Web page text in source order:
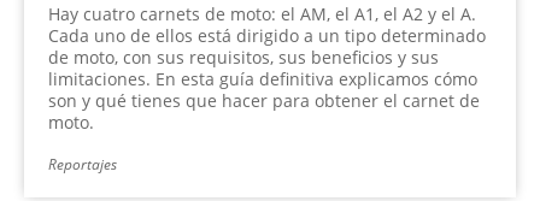
Hay cuatro carnets de moto: el AM, el A1, el A2 y el A.
Cada uno de ellos está dirigido a un tipo determinado
de moto, con sus requisitos, sus beneficios y sus
limitaciones. En esta guía definitiva explicamos cómo
son y qué tienes que hacer para obtener el carnet de
moto.
Reportajes